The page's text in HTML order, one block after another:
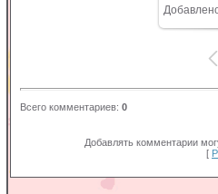
Всего комментариев: 0
Добавлять комментарии
[